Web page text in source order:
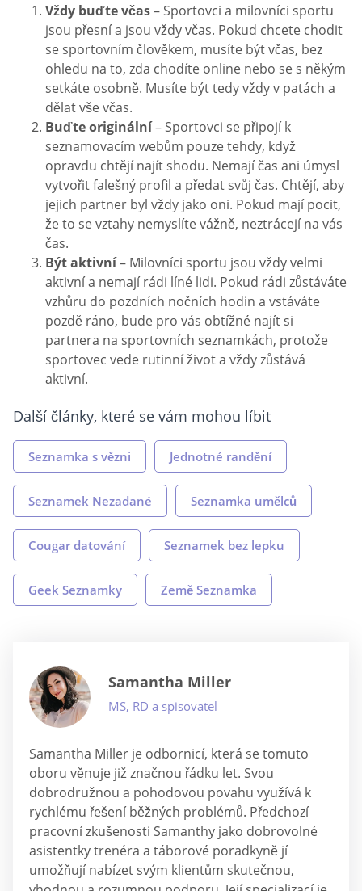
Vždy buďte včas– Sportovci a milovníci sportu
jsou přesní a jsou vždy včas. Pokud chcete chodit
se sportovním člověkem, musíte být včas, bez
ohledu na to, zda chodíte online nebo se s někým
setkáte osobně. Musíte být tedy vždy v patách a
dělat vše včas.
Buďte originální– Sportovci se připojí k
seznamovacím webům pouze tehdy, když
opravdu chtějí najít shodu. Nemají čas ani úmysl
vytvořit falešný profil a předat svůj čas. Chtějí, aby
jejich partner byl vždy jako oni. Pokud mají pocit,
že to se vztahy nemyslíte vážně, neztrácejí na vás
čas.
Být aktivní– Milovníci sportu jsou vždy velmi
aktivní a nemají rádi líné lidi. Pokud rádi zůstáváte
vzhůru do pozdních nočních hodin a vstáváte
pozdě ráno, bude pro vás obtížné najít si
partnera na sportovních seznamkách, protože
sportovec vede rutinní život a vždy zůstává
aktivní.
Další články, které se vám mohou líbit
Seznamka s vězni Jednotné randění
Seznamek Nezadané Seznamka umělců
Cougar datování Seznamek bez lepku
Geek Seznamky Země Seznamka
Samantha Miller
MS, RD a spisovatel
Samantha Miller je odbornicí, která se tomuto
oboru věnuje již značnou řádku let. Svou
dobrodružnou a pohodovou povahu využívá k
rychlému řešení běžných problémů. Předchozí
pracovní zkušenosti Samanthy jako dobrovolné
asistentky trenéra a táborové poradkyně jí
umožňují nabízet svým klientům skutečnou,